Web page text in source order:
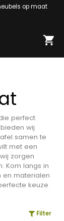
op maat
perfect
wij
samen te
met een
zorgen
Kom langs in
en materialen
keuze
Filter